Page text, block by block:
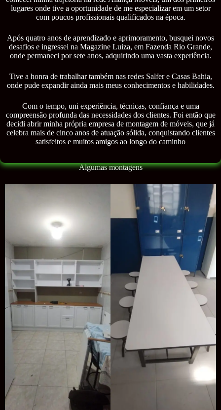
lugares onde tive a oportunidade de me especializar em um setor
com poucos profissionais qualificados na época.
Após quatro anos de aprendizado e aprimoramento, busquei novos
desafios e ingressei na Magazine Luiza, em Fazenda Rio Grande,
onde permaneci por sete anos, adquirindo uma vasta experiência.
Tive a honra de trabalhar também nas redes Salfer e Casas Bahia,
onde pude expandir ainda mais meus conhecimentos e habilidades.
Com o tempo, uni experiência, técnicas, confiança e uma
compreensão profunda das necessidades dos clientes. Foi então que
decidi abrir minha própria empresa de montagem de móveis, que já
celebra mais de cinco anos de atuação sólida, conquistando clientes
satisfeitos e muitos amigos ao longo do caminho
Algumas montagens